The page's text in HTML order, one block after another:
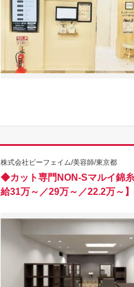
株式会社ビーフェイム/美容師/東京都
◆カット専門NON-Sマルイ錦
給31万～／29万～／22.2万～】